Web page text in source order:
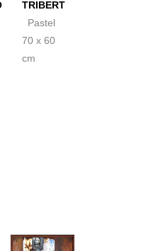
TRIBERT
Pastel
70 x 60
cm